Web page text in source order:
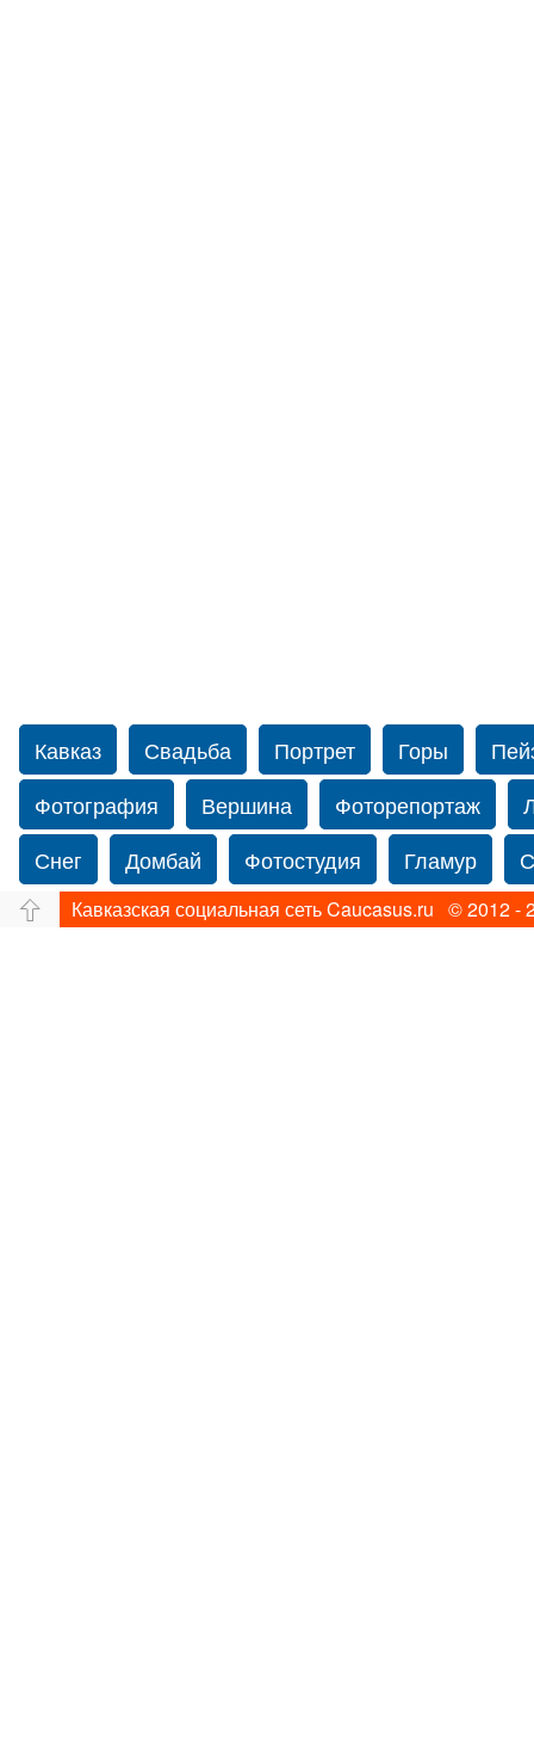
Кавказ Свадьба Портрет Горы
Фотография
Вершина Фоторепортаж
Снег
Домбай Фотостудия Гламур
Путешествие
Перевал Ущелье
Кавказская социальная сеть Caucasus.ru © 2012 -